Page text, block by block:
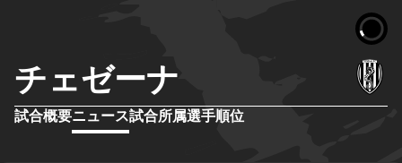
チェゼーナ
試合概要ニュース試合所属選手順位